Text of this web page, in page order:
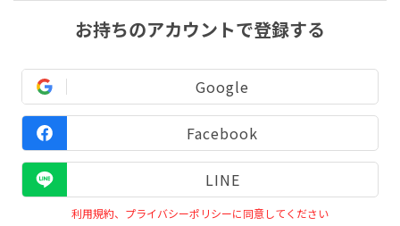
お持ちのアカウントで登録する
Google
Facebook
LINE
利用規約、プライバシーポリシーに同意してください